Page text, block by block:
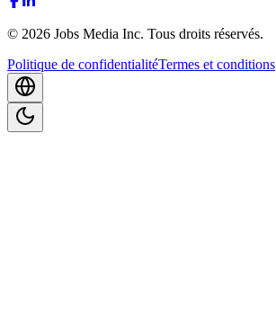
© 2026 Jobs Media Inc. Tous droits réservés.
Politique de confidentialitéTermes et conditions